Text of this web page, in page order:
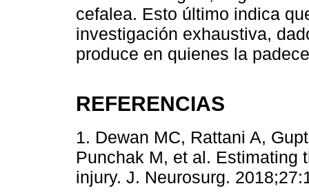
cefalea. Esto último indica
investigación exhaustiva,
produce en quienes la
REFERENCIAS
1. Dewan MC, Rattani A,
Punchak M, et al. Estimating
injury. J. Neurosurg.